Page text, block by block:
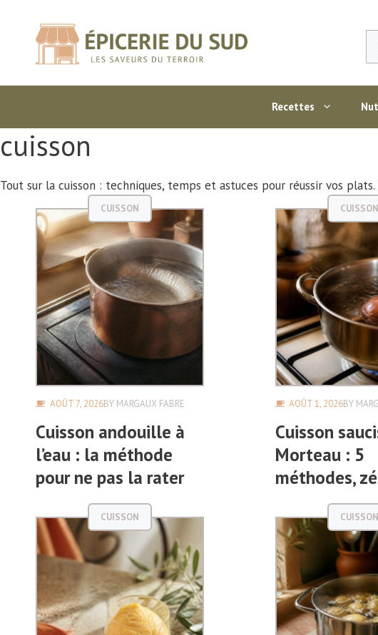
contenu
Recettes
cuisson
Tout sur la cuisson : techniques, temps et astuces pour réussir vos
CUISSON
AOÛT 7, 2026BY MARGAUX FABRE
Cuisson andouille à
l’eau : la méthode
pour ne pas la rater
CUISSON
AOÛT 1, 2026BY
Cuisson
Morteau : 5
méthodes,
CUISSON CUISSON